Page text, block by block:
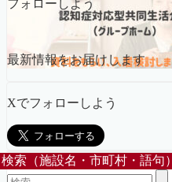
フォローしよう
最新情報をお届けします
Xでフォローしよう
検索（施設名・市町村・語句）